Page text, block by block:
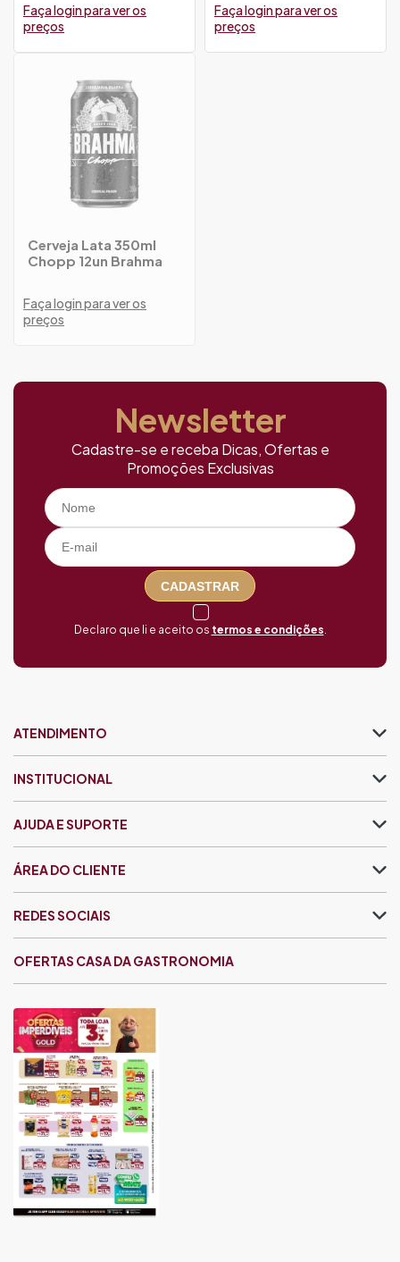
Faça login para ver os
preços
Faça login para ver os
preços
Cerveja Lata 350ml
Chopp 12un Brahma
Faça login para ver os
preços
Newsletter
Cadastre-se e receba Dicas, Ofertas e
Promoções Exclusivas
CADASTRAR
Declaro que li e aceito os termos e condições.
ATENDIMENTO
INSTITUCIONAL
AJUDA E SUPORTE
ÁREA DO CLIENTE
OFERTAS CASA DA GASTRONOMIA
REDES SOCIAIS